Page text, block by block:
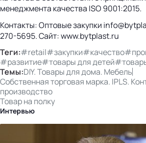
менеджмента качества ISO 9001:2015.
Контакты: Оптовые закупки
270-5695. Сайт: www.bytplast.ru
Теги:#retail#закупки#качество
#развитие#товары для детей
Темы:DIY. Товары для дома. Мебель
Собственная торговая марка. IPLS.
производство
Товар на полку
Интервью